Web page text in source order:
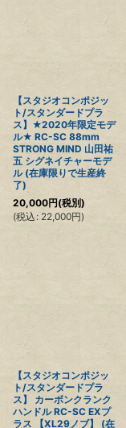
【スタジオコンポジッ
ト/スタンダードプラ
ス】★2020年限定モデ
ル★ RC-SC 88mm
STRONG MIND 山田祐
五 シグネイチャーモデ
ル (在庫限りで生産終
了)
20,000円(税別)
(税込 : 22,000円)
【スタジオコンポジッ
ト/スタンダードプラ
ス】 カーボンクランク
ハンドル RC-SC EXプ
ラス 【XL29ノブ】 (在